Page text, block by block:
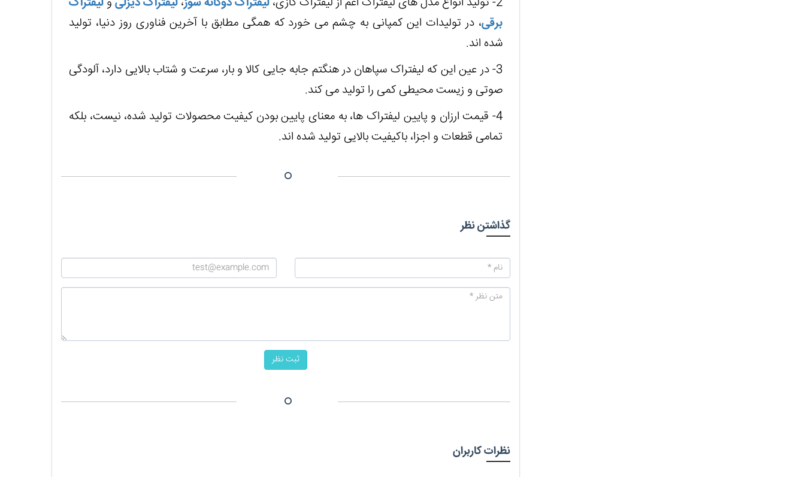
برقی، در تولیدات این کمپانی به چشم می خورد که همگی مطابق با آخرین فناوری روز دنیا، تولید
شده اند.
3- در عین این که لیفتراک سپاهان در هنگتم جابه جایی کالا و بار، سرعت و شتاب بالایی دارد، آلودگی
صوتی و زیست محیطی کمی را تولید می کند.
4- قیمت ارزان و پایین لیفتراک ها، به معنای پایین بودن کیفیت محصولات تولید شده، نیست، بلکه
تمامی قطعات و اجزا، باکیفیت بالایی تولید شده اند.
گذاشتن نظر
ثبت نظر
نظرات کاربران